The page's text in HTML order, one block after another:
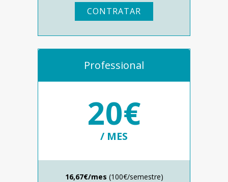
CONTRATAR
Professional
20€
/ MES
16,67€/mes (100€/semestre)